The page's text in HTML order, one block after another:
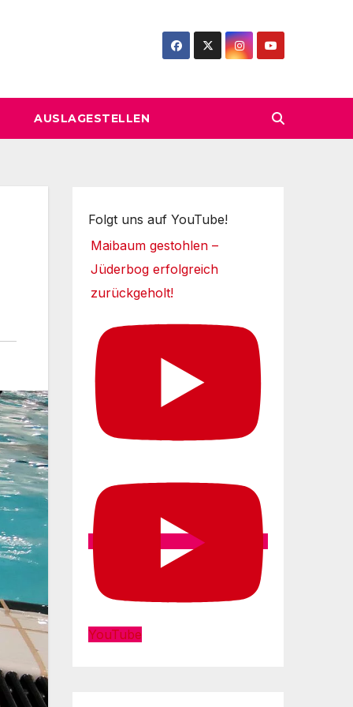
AUSLAGESTELLEN
Folgt uns auf YouTube!
Maibaum gestohlen –
Jüderbog erfolgreich
zurückgeholt!
YouTube